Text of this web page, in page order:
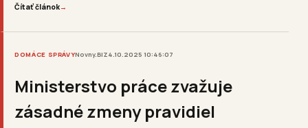
Čítať článok→
DOMÁCE SPRÁVYNovny.BIZ4.10.2025 10:46:07
Ministerstvo práce zvažuje
zásadné zmeny pravidiel